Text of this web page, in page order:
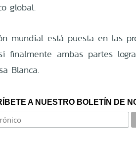
global.
mundial está puesta en las
finalmente ambas partes
Blanca.
A NUESTRO BOLETÍN DE